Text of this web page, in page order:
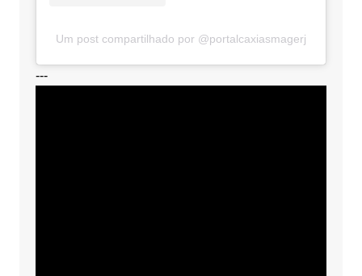
Um post compartilhado por @portalcaxiasmagerj
---